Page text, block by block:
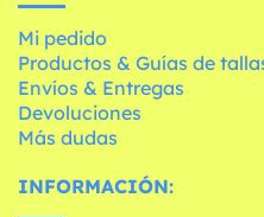
Mi pedido
Productos & Guías de
Envíos & Entregas
Devoluciones
Más dudas
INFORMACIÓN: